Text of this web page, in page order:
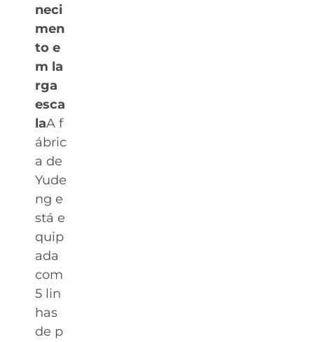
neci
men
to e
m la
rga
esca
laA f
ábric
a de
Yude
ng e
stá e
quip
ada
com
5 lin
has
de p